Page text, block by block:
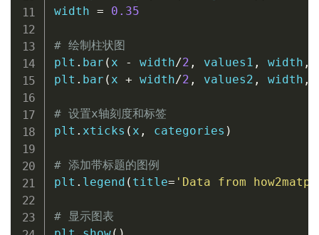
width = 0.35
# 绘制柱状图
plt . bar ( x - width/2 , values1 , width ,
plt . bar ( x + width/2 , values2 , width ,
# 设置x轴刻度和标签
plt . xticks ( x , categories )
# 添加带标题的图例
plt . legend ( title= 'Data from
# 显示图表